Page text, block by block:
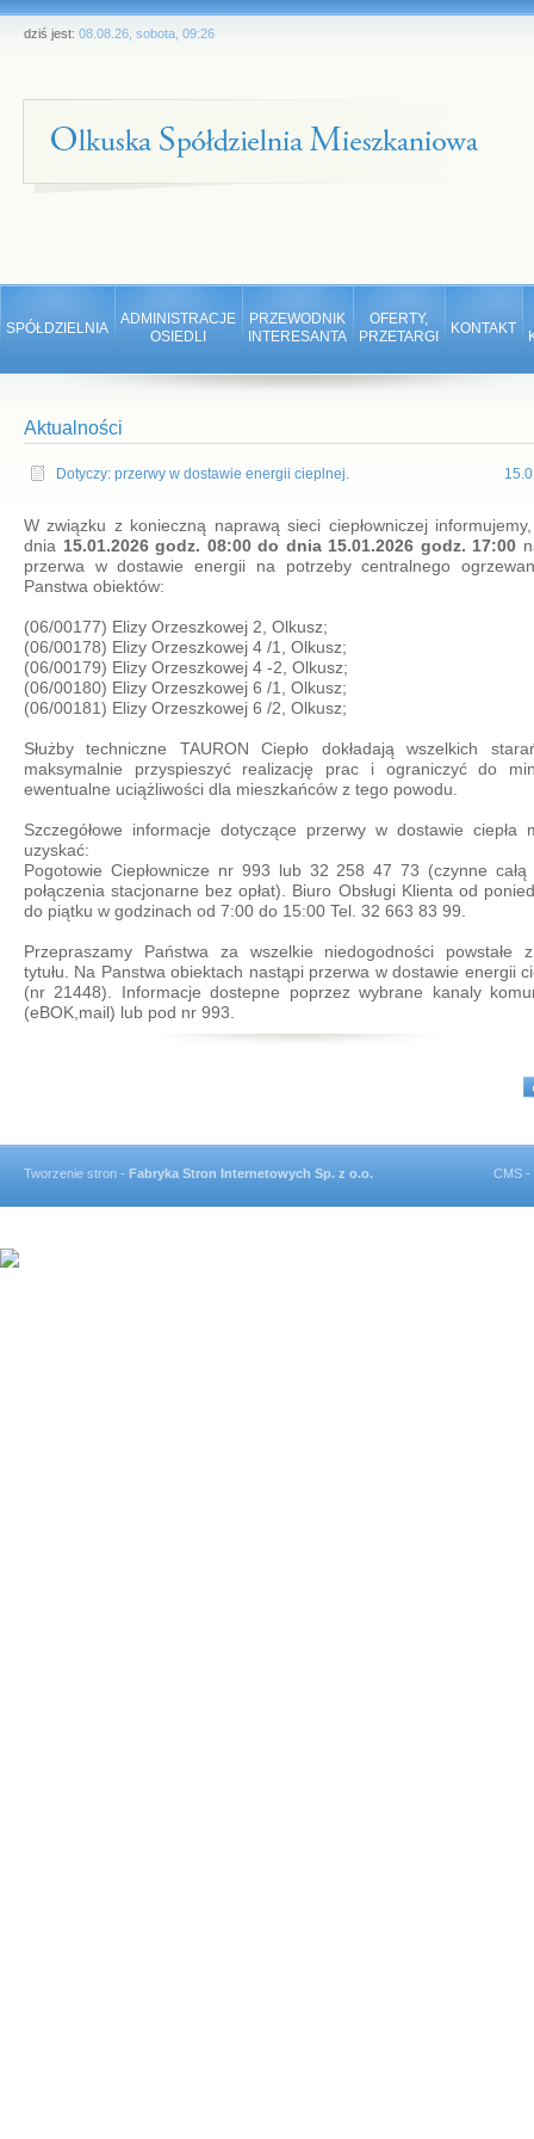
dziś jest: 08.08.26, sobota, 09:26
SPÓŁDZIELNIA
ADMINISTRACJE
OSIEDLI
PRZEWODNIK
INTERESANTA
OFERTY,
PRZETARGI
KONTAKT
Aktualności
Dotyczy: przerwy w dostawie energii cieplnej.
W związku z konieczną naprawą sieci ciepłowniczej
dnia 15.01.2026 godz. 08:00 do dnia 15.01.2026 godz. 17:00
przerwa w dostawie energii na potrzeby centralnego
Panstwa obiektów:
(06/00177) Elizy Orzeszkowej 2, Olkusz;
(06/00178) Elizy Orzeszkowej 4 /1, Olkusz;
(06/00179) Elizy Orzeszkowej 4 -2, Olkusz;
(06/00180) Elizy Orzeszkowej 6 /1, Olkusz;
(06/00181) Elizy Orzeszkowej 6 /2, Olkusz;
Służby techniczne TAURON Ciepło dokładają wszelkich
maksymalnie przyspieszyć realizację prac i ograniczyć do
ewentualne uciążliwości dla mieszkańców z tego powodu.
Szczegółowe informacje dotyczące przerwy w dostawie ciepła
uzyskać:
Pogotowie Ciepłownicze nr 993 lub 32 258 47 73 (czynne całą
połączenia stacjonarne bez opłat). Biuro Obsługi Klienta od
do piątku w godzinach od 7:00 do 15:00 Tel. 32 663 83 99.
Przepraszamy Państwa za wszelkie niedogodności powstałe
tytułu. Na Panstwa obiektach nastąpi przerwa w dostawie energii
(nr 21448). Informacje dostepne poprzez wybrane kanaly
(eBOK,mail) lub pod nr 993.
Tworzenie stron - Fabryka Stron Internetowych Sp. z o.o. CMS -